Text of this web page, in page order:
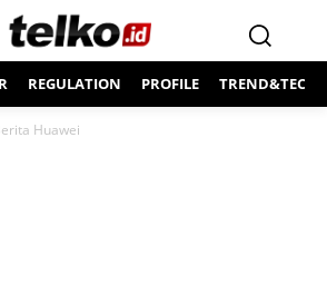
REGULATION PROFILE
Huawei